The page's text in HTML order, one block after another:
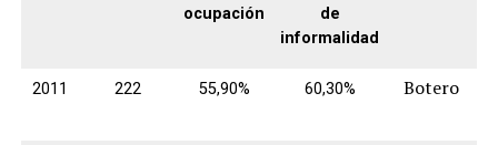
ocupación
de
informalidad
2011 222 55,90% 60,30% Botero